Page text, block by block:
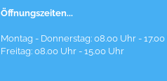
Öffnungszeiten...
Montag - Donnerstag: 08.00 Uhr -
Freitag: 08.00 Uhr - 15.00 Uhr